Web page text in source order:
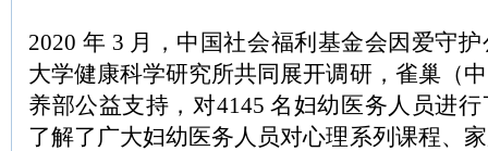
2020 年 3 月，中国社会福利基金会因爱守
大学健康科学研究所共同展开调研，雀巢（
养部公益支持，对4145 名妇幼医务人员进
了解了广大妇幼医务人员对心理系列课程、